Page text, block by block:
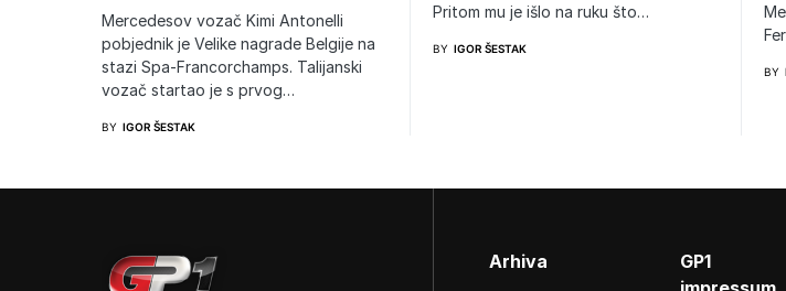
Mercedesov vozač Kimi Antonelli
pobjednik je Velike nagrade Belgije na
stazi Spa-Francorchamps. Talijanski
vozač startao je s prvog…
BY IGOR ŠESTAK
Pritom mu je išlo na ruku što…
BY IGOR ŠESTAK
BY
Arhiva
GP1